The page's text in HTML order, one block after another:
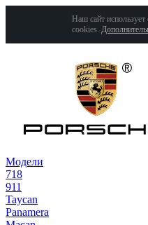
Наш сайт
cookies.
Модели
718
911
Taycan
Panamera